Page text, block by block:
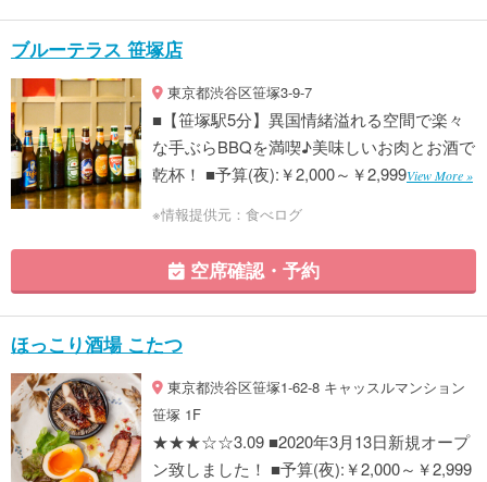
ブルーテラス 笹塚店
東京都渋谷区笹塚3-9-7
■【笹塚駅5分】異国情緒溢れる空間で楽々
な手ぶらBBQを満喫♪美味しいお肉とお酒で
乾杯！ ■予算(夜):￥2,000～￥2,999View More »
※情報提供元：食べログ
空席確認・予約
ほっこり酒場 こたつ
東京都渋谷区笹塚1-62-8 キャッスルマンション
笹塚 1F
★★★☆☆3.09 ■2020年3月13日新規オープ
ン致しました！ ■予算(夜):￥2,000～￥2,999